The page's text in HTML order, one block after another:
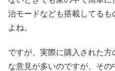
治モードなども搭載してる
よね。
ですが、実際に購入された
な意見が多いのですが、その